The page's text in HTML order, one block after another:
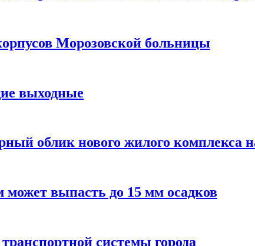
Морозовской больницы
выходные
облик нового жилого комплекса
выпасть до 15 мм осадков
системы города